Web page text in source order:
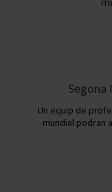
Segona
Un equip de
mundial podran